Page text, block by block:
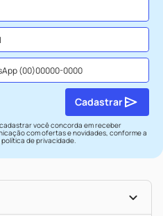
você concorda em receber
com ofertas e novidades, conforme a
política de privacidade.
Cadastrar